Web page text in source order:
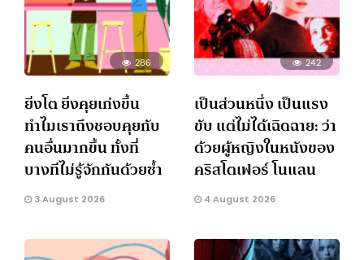
286
ยิ่งโต ยิ่งคุยเก่งขึ้น
ทำไมเราถึงชอบคุยกับ
คนอื่นมากขึ้น ทั้งที่
บางทีไม่รู้จักกันด้วยซ้ำ
3 August 2026
242
เป็นส่วนหนึ่ง เป็นแรง
ขับ แต่ไม่ได้เฉิดฉาย: ว่า
ด้วยผู้หญิงในหนังของ
คริสโตเฟอร์ โนแลน
4 August 2026